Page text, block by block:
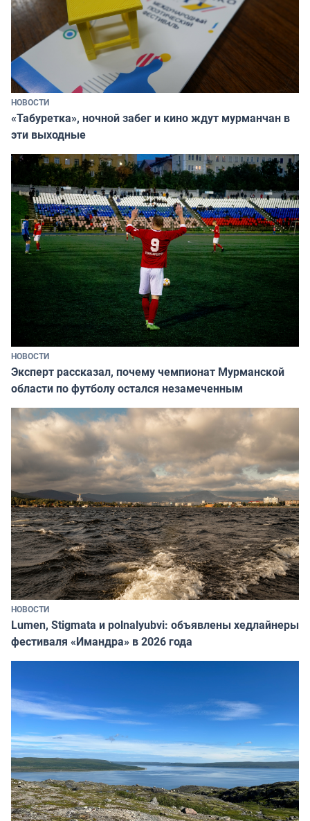
НОВОСТИ
«Табуретка», ночной забег и кино ждут мурманчан в
эти выходные
НОВОСТИ
Эксперт рассказал, почему чемпионат Мурманской
области по футболу остался незамеченным
НОВОСТИ
Lumen, Stigmata и polnalyubvi: объявлены хедлайнеры
фестиваля «Имандра» в 2026 года